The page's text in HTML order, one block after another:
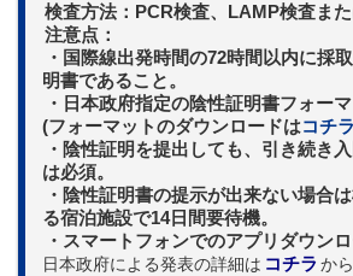
検査方法：PCR検査、LAMP検査ま
注意点：
・国際線出発時間の72時間以内に採
明書であること。
・日本政府指定の陰性証明書フォー
(フォーマットのダウンロードはコチラ
・陰性証明を提出しても、引き続き
は必須。
・陰性証明書の提示が出来ない場合
る宿泊施設で14日間要待機。
・スマートフォンでのアプリダウンロ
日本政府による発表の詳細は コチラ から